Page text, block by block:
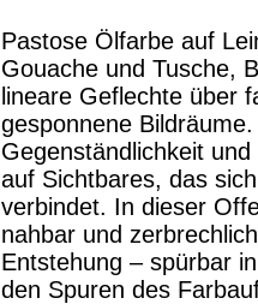
Pastose Ölfarbe auf
Gouache und Tusche,
lineare Geflechte über
gesponnene
Gegenständlichkeit
auf Sichtbares, das
verbindet. In dieser
nahbar und
Entstehung – spürbar
den Spuren des